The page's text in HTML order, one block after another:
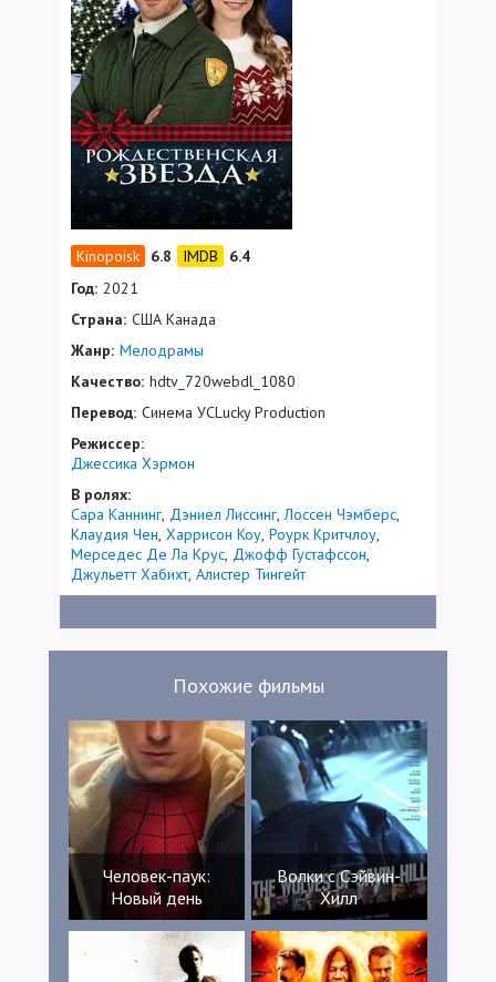
6.8
6.4
Год: 2021
Страна: США Канада
Жанр: Мелодрамы
Качество: hdtv_720webdl_1080
Перевод: Синема УСLucky Production
Режиссер:
Джессика Хэрмон
В ролях:
Сара Каннинг Дэниел Лиссинг Лоссен Чэмберс
Клаудия Чен Харрисон Коу Роурк Критчлоу
Мерседес Де Ла Крус Джофф Густафссон
Джульетт Хабихт Алистер Тингейт
Похожие фильмы
Человек-паук:
Новый день
Волки с Сэйвин-
Хилл